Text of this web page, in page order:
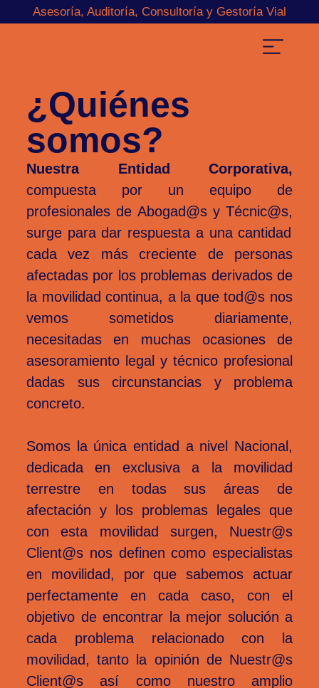
Asesoría, Auditoría, Consultoría y Gestoría Vial
¿Quiénes
somos?
Nuestra Entidad Corporativa,
compuesta por un equipo de
profesionales de Abogad@s y Técnic@s,
surge para dar respuesta a una cantidad
cada vez más creciente de personas
afectadas por los problemas derivados de
la movilidad continua, a la quetod@s nos
vemos sometidos diariamente,
necesitadas en muchas ocasiones de
asesoramiento legal y técnico profesional
dadas sus circunstancias y problema
concreto.
Somos la única entidad a nivel Nacional,
dedicada en exclusiva a la movilidad
terrestre en todas sus áreas de
afectación y los problemas legales que
con esta movilidad surgen, Nuestr@s
Client@s nos definen como especialistas
en movilidad, por que sabemos actuar
perfectamente en cada caso, con el
objetivo de encontrar la mejor solución a
cada problema relacionado con la
movilidad, tanto la opinión de Nuestr@s
Client@sasí como nuestro amplio